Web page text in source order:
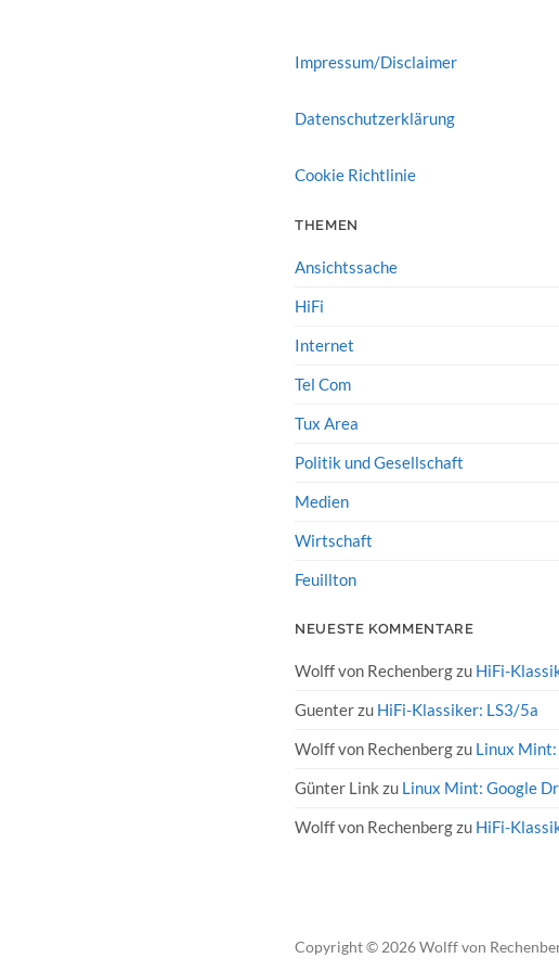
Impressum/Disclaimer
Datenschutzerklärung
Cookie Richtlinie
THEMEN
Ansichtssache
HiFi
Internet
Tel Com
Tux Area
Politik und Gesellschaft
Medien
Wirtschaft
Feuillton
NEUESTE KOMMENTARE
Wolff von Rechenbergzu HiFi-
Guenterzu HiFi-Klassiker: LS3/5a
Wolff von Rechenbergzu Linux
Günter Link zu Linux Mint: Google
Wolff von Rechenbergzu HiFi-
Copyright© 2026Wolff von